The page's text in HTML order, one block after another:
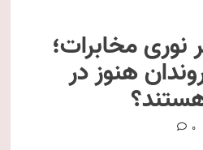
مخابرات؛
هنوز در
0